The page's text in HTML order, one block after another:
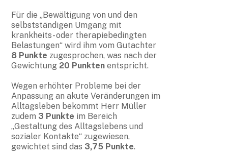
Für die „Bewältigung von und den
selbstständigen Umgang mit
krankheits- oder therapiebedingten
Belastungen“ wird ihm vom Gutachter
8 Punkte zugesprochen, was nach der
Gewichtung 20 Punkten entspricht.
Wegen erhöhter Probleme bei der
Anpassung an akute Veränderungen im
Alltagsleben bekommt Herr Müller
zudem 3 Punkte im Bereich
„Gestaltung des Alltagslebens und
sozialer Kontakte“ zugewiesen,
gewichtet sind das 3,75 Punkte.